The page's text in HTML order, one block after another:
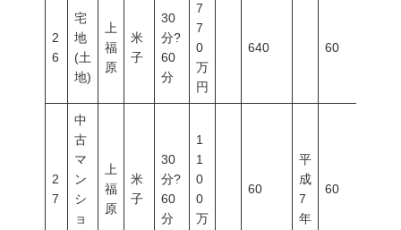
2
6
宅
地
(土
地)
上
福
原
米
子
30
分?
60
分
7
7
0
万
円
640 60
2
7
中
古
マ
ン
シ
ョ
上
福
原
米
子
30
分?
60
分
1
1
0
0
万
60
平
成
7
年
60